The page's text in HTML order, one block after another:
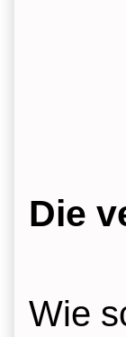
Die
Wie